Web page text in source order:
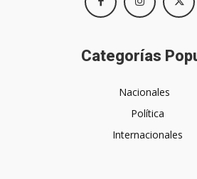
Categorías
Nacionales
Política
Internacionales